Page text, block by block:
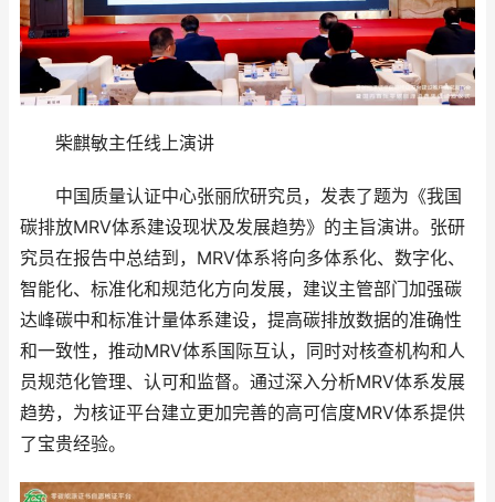
柴麒敏主任线上演讲
中国质量认证中心张丽欣研究员，发表了题为《我国
碳排放MRV体系建设现状及发展趋势》的主旨演讲。张研
究员在报告中总结到，MRV体系将向多体系化、数字化、
智能化、标准化和规范化方向发展，建议主管部门加强碳
达峰碳中和标准计量体系建设，提高碳排放数据的准确性
和一致性，推动MRV体系国际互认，同时对核查机构和人
员规范化管理、认可和监督。通过深入分析MRV体系发展
趋势，为核证平台建立更加完善的高可信度MRV体系提供
了宝贵经验。